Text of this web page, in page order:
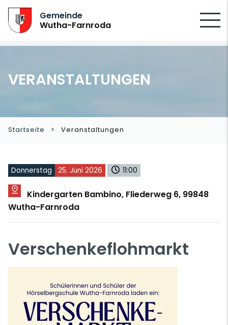
Gemeinde
Wutha-Farnroda
VERANSTALTUNGEN
Startseite Veranstaltungen
Donnerstag 25. Juni 2026 11:00
Kindergarten Bambino, Fliederweg 6, 99848
Wutha-Farnroda
Verschenkeflohmarkt